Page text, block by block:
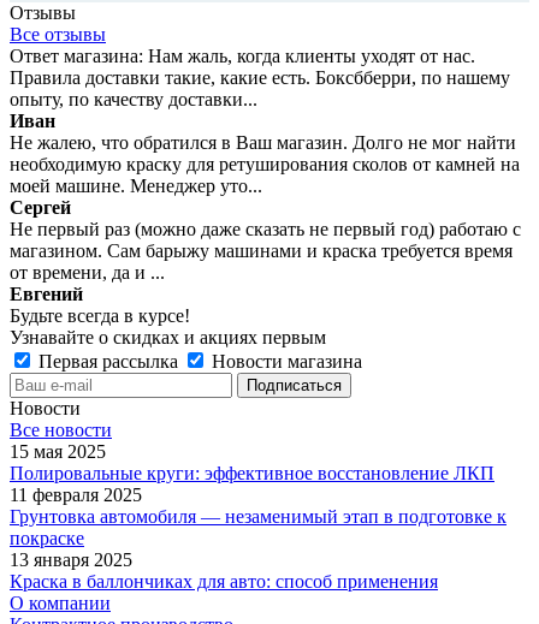
Отзывы
Все отзывы
Ответ магазина: Нам жаль, когда клиенты уходят от нас.
Правила доставки такие, какие есть. Боксбберри, по нашему
опыту, по качеству доставки...
Иван
Не жалею, что обратился в Ваш магазин. Долго не мог найти
необходимую краску для ретуширования сколов от камней на
моей машине. Менеджер уто...
Сергей
Не первый раз (можно даже сказать не первый год) работаю с
магазином. Сам барыжу машинами и краска требуется время
от времени, да и ...
Евгений
Будьте всегда в курсе!
Узнавайте о скидках и акциях первым
Первая рассылка
Новости магазина
Новости
Все новости
15 мая 2025
Полировальные круги: эффективное восстановление ЛКП
11 февраля 2025
Грунтовка автомобиля — незаменимый этап в подготовке к
покраске
13 января 2025
Краска в баллончиках для авто: способ применения
О компании